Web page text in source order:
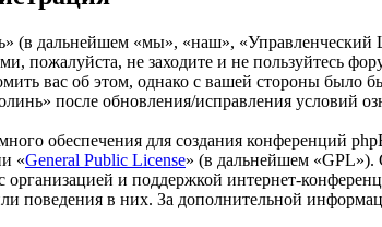
дальнейшем «мы», «наш», «Управленческий
пожалуйста, не заходите и не пользуйтесь
вас об этом, однако с вашей стороны было
после обновления/исправления условий
обеспечения для создания конференций
«General Public License» (в дальнейшем «GPL»).
и поддержкой интернет-
поведения в них. За дополнительной